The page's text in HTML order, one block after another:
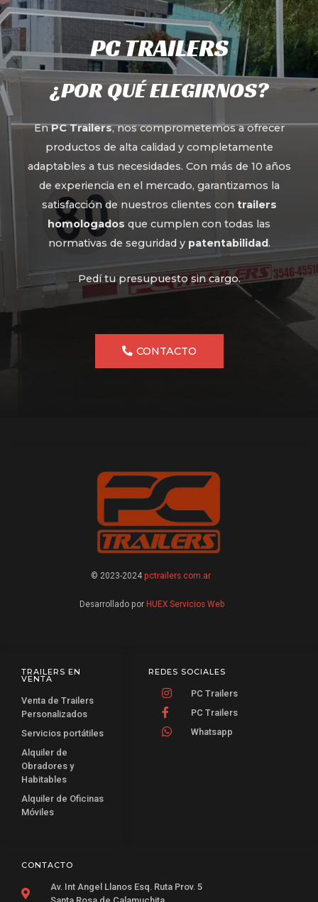
PC TRAILERS
¿POR QUÉ ELEGIRNOS?
EnPC Trailers, nos comprometemos a ofrecer
productos de alta calidad y completamente
adaptables a tus necesidades. Con más de 10 años
de experiencia en el mercado, garantizamos la
satisfacción de nuestros clientes con trailers
homologados que cumplen con todas las
normativas de seguridad y patentabilidad.
Pedí tu presupuesto sin cargo.
CONTACTO
CONTACTO
Av. Int Angel Llanos Esq. Ruta Prov. 5
REDES SOCIALES
PC Trailers
PC Trailers
Whatsapp
TRAILERS EN
VENTA
Venta de Trailers
Personalizados
Servicios portátiles
Alquiler de
Obradores y
Habitables
Alquiler de Oficinas
Móviles
© 2023-2024 pctrailers.com.ar
Desarrollado por HUEX Servicios Web